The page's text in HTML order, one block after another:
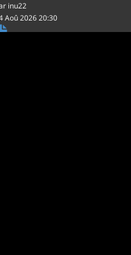
inu22
Aoû 2026 20:30